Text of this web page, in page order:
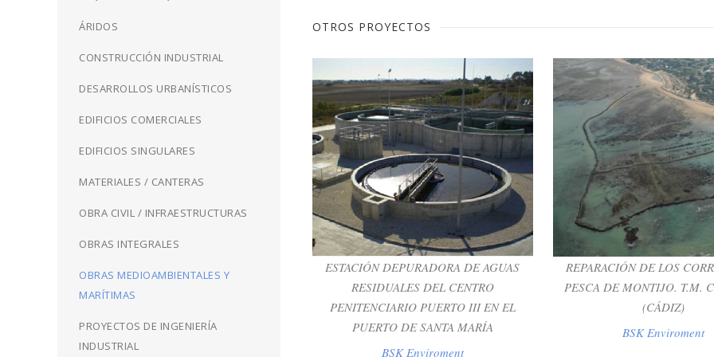
ÁRIDOS
CONSTRUCCIÓN INDUSTRIAL
DESARROLLOS URBANÍSTICOS
EDIFICIOS COMERCIALES
EDIFICIOS SINGULARES
MATERIALES / CANTERAS
OBRA CIVIL / INFRAESTRUCTURAS
OBRAS INTEGRALES
OBRAS MEDIOAMBIENTALES Y
MARÍTIMAS
PROYECTOS DE INGENIERÍA
INDUSTRIAL
OTROS PROYECTOS
ESTACIÓN DEPURADORA DE AGUAS
RESIDUALES DEL CENTRO
PENITENCIARIO PUERTO III EN EL
PUERTO DE SANTA MARÍA
BSK Enviroment
ESTACIÓN DEPURADORA DE AGUAS
RESIDUALES DEL CENTRO
PENITENCIARIO PUERTO III EN EL
PUERTO DE SANTA MARÍA
BSK Enviroment
REPARACIÓN DE LOS
PESCA DE MONTIJO. T.M.
(CÁDIZ)
BSK Enviroment
REPARACIÓN DE LOS
PESCA DE MONTIJO. T.M.
(CÁDIZ)
BSK Enviroment